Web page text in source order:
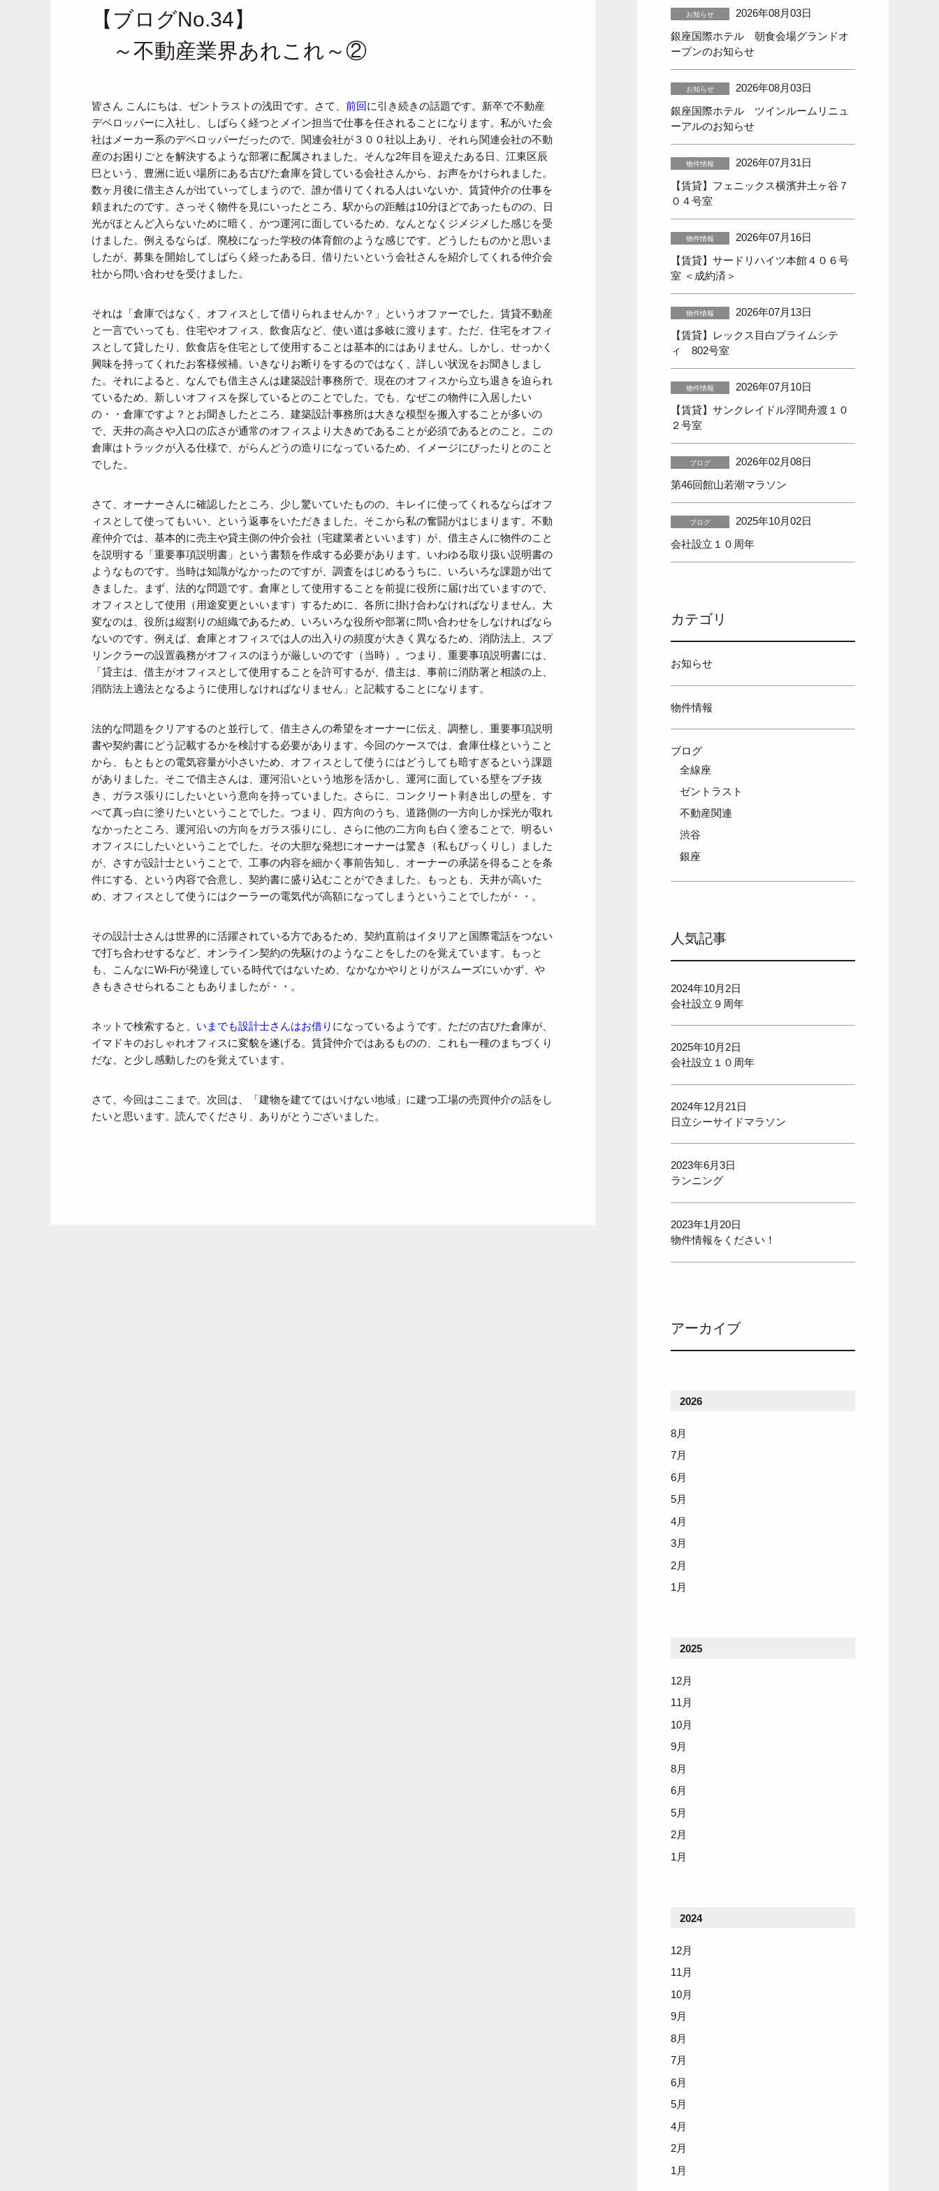
【ブログNo.34】
～不動産業界あれこれ～②
皆さん こんにちは、ゼントラストの浅田です。さて、 前回に引き続きの話題です。新卒で不動産
デベロッパーに入社し、しばらく経つとメイン担当で仕事を任されることになります。私がいた会
社はメーカー系のデベロッパーだったので、関連会社が３００社以上あり、それら関連会社の不動
産のお困りごとを解決するような部署に配属されました。そんな2年目を迎えたある日、江東区辰
巳という、豊洲に近い場所にある古びた倉庫を貸している会社さんから、お声をかけられました。
数ヶ月後に借主さんが出ていってしまうので、誰か借りてくれる人はいないか、賃貸仲介の仕事を
頼まれたのです。さっそく物件を見にいったところ、駅からの距離は10分ほどであったものの、日
光がほとんど入らないために暗く、かつ運河に面しているため、なんとなくジメジメした感じを受
けました。例えるならば、廃校になった学校の体育館のような感じです。どうしたものかと思いま
したが、募集を開始してしばらく経ったある日、借りたいという会社さんを紹介してくれる仲介会
社から問い合わせを受けました。
それは「倉庫ではなく、オフィスとして借りられませんか？」というオファーでした。賃貸不動産
と一言でいっても、住宅やオフィス、飲食店など、使い道は多岐に渡ります。ただ、住宅をオフィ
スとして貸したり、飲食店を住宅として使用することは基本的にはありません。しかし、せっかく
興味を持ってくれたお客様候補。いきなりお断りをするのではなく、詳しい状況をお聞きしまし
た。それによると、なんでも借主さんは建築設計事務所で、現在のオフィスから立ち退きを迫られ
ているため、新しいオフィスを探しているとのことでした。でも、なぜこの物件に入居したい
の・・倉庫ですよ？とお聞きしたところ、建築設計事務所は大きな模型を搬入することが多いの
で、天井の高さや入口の広さが通常のオフィスより大きめであることが必須であるとのこと。この
倉庫はトラックが入る仕様で、がらんどうの造りになっているため、イメージにぴったりとのこと
でした。
さて、オーナーさんに確認したところ、少し驚いていたものの、キレイに使ってくれるならばオフ
ィスとして使ってもいい、という返事をいただきました。そこから私の奮闘がはじまります。不動
産仲介では、基本的に売主や貸主側の仲介会社（宅建業者といいます）が、借主さんに物件のこと
を説明する「重要事項説明書」という書類を作成する必要があります。いわゆる取り扱い説明書の
ようなものです。当時は知識がなかったのですが、調査をはじめるうちに、いろいろな課題が出て
きました。まず、法的な問題です。倉庫として使用することを前提に役所に届け出ていますので、
オフィスとして使用（用途変更といいます）するために、各所に掛け合わなければなりません。大
変なのは、役所は縦割りの組織であるため、いろいろな役所や部署に問い合わせをしなければなら
ないのです。例えば、倉庫とオフィスでは人の出入りの頻度が大きく異なるため、消防法上、スプ
リンクラーの設置義務がオフィスのほうが厳しいのです（当時）。つまり、重要事項説明書には、
「貸主は、借主がオフィスとして使用することを許可するが、借主は、事前に消防署と相談の上、
消防法上適法となるように使用しなければなりません」と記載することになります。
法的な問題をクリアするのと並行して、借主さんの希望をオーナーに伝え、調整し、重要事項説明
書や契約書にどう記載するかを検討する必要があります。今回のケースでは、倉庫仕様ということ
から、もともとの電気容量が小さいため、オフィスとして使うにはどうしても暗すぎるという課題
がありました。そこで借主さんは、運河沿いという地形を活かし、運河に面している壁をブチ抜
き、ガラス張りにしたいという意向を持っていました。さらに、コンクリート剥き出しの壁を、す
べて真っ白に塗りたいということでした。つまり、四方向のうち、道路側の一方向しか採光が取れ
なかったところ、運河沿いの方向をガラス張りにし、さらに他の二方向も白く塗ることで、明るい
オフィスにしたいということでした。その大胆な発想にオーナーは驚き（私もびっくりし）ました
が、さすが設計士ということで、工事の内容を細かく事前告知し、オーナーの承諾を得ることを条
件にする、という内容で合意し、契約書に盛り込むことができました。もっとも、天井が高いた
め、オフィスとして使うにはクーラーの電気代が高額になってしまうということでしたが・・。
その設計士さんは世界的に活躍されている方であるため、契約直前はイタリアと国際電話をつない
で打ち合わせするなど、オンライン契約の先駆けのようなことをしたのを覚えています。もっと
も、こんなにWi-Fiが発達している時代ではないため、なかなかやりとりがスムーズにいかず、や
きもきさせられることもありましたが・・。
ネットで検索すると、 いまでも設計士さんはお借り になっているようです。ただの古びた倉庫が、
イマドキのおしゃれオフィスに変貌を遂げる。賃貸仲介ではあるものの、これも一種のまちづくり
だな、と少し感動したのを覚えています。
さて、今回はここまで。次回は、「建物を建ててはいけない地域」に建つ工場の売買仲介の話をし
たいと思います。読んでくださり、ありがとうございました。
お知らせ
2026年08月03日
銀座国際ホテル 朝食会場グランドオ
ープンのお知らせ
お知らせ
2026年08月03日
銀座国際ホテル ツインルームリニュ
ーアルのお知らせ
物件情報
2026年07月31日
【賃貸】フェニックス横濱井土ヶ谷７
０４号室
物件情報
2026年07月16日
【賃貸】サードリハイツ本館４０６号
室 ＜成約済＞
物件情報
2026年07月13日
【賃貸】レックス目白プライムシテ
ィ 802号室
物件情報
2026年07月10日
【賃貸】サンクレイドル浮間舟渡１０
２号室
ブログ
2026年02月08日
第46回館山若潮マラソン
ブログ
2025年10月02日
会社設立１０周年
カテゴリ
お知らせ
物件情報
ブログ
全線座
ゼントラスト
不動産関連
渋谷
銀座
人気記事
2024年10月2日
会社設立９周年
2025年10月2日
会社設立１０周年
2024年12月21日
日立シーサイドマラソン
2023年6月3日
ランニング
2023年1月20日
物件情報をください！
アーカイブ
2026
8月
7月
6月
5月
4月
3月
2月
1月
2025
12月
11月
10月
9月
8月
6月
5月
2月
1月
2024
12月
11月
10月
9月
8月
7月
6月
5月
4月
2月
1月